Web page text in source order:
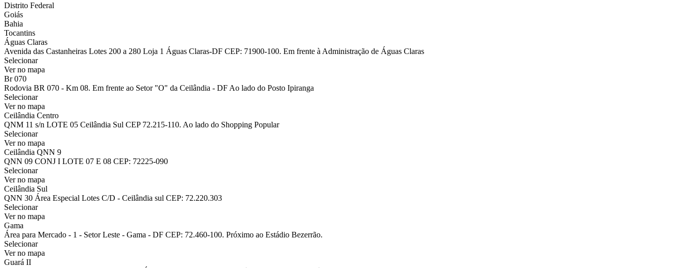
Distrito Federal
Goiás
Bahia
Tocantins
Águas Claras
Avenida das Castanheiras Lotes 200 a 280 Loja 1 Águas Claras-DF CEP: 71900-100. Em frente à Administração de Águas Claras
Selecionar
Ver no mapa
Br 070
Rodovia BR 070 - Km 08. Em frente ao Setor "O" da Ceilândia - DF Ao lado do Posto Ipiranga
Selecionar
Ver no mapa
Ceilândia Centro
QNM 11 s/n LOTE 05 Ceilândia Sul CEP 72.215-110. Ao lado do Shopping Popular
Selecionar
Ver no mapa
Ceilândia QNN 9
QNN 09 CONJ I LOTE 07 E 08 CEP: 72225-090
Selecionar
Ver no mapa
Ceilândia Sul
QNN 30 Área Especial Lotes C/D - Ceilândia sul CEP: 72.220.303
Selecionar
Ver no mapa
Gama
Área para Mercado - 1 - Setor Leste - Gama - DF CEP: 72.460-100. Próximo ao Estádio Bezerrão.
Selecionar
Ver no mapa
Guará II